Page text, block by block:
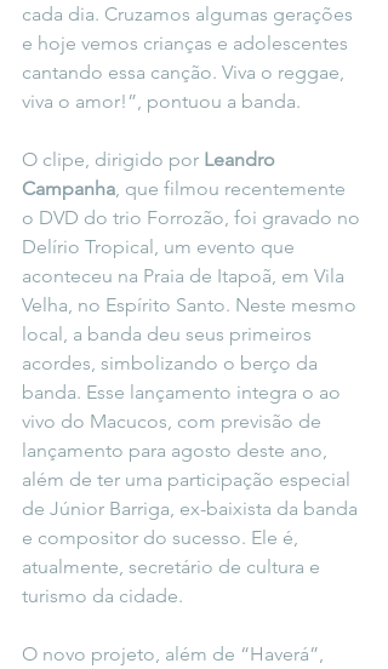
cada dia. Cruzamos algumas gerações
e hoje vemos crianças e adolescentes
cantando essa canção. Viva o reggae,
viva o amor!”, pontuou a banda.
O clipe, dirigido por Leandro
Campanha, que filmou recentemente
o DVD do trio Forrozão, foi gravado no
Delírio Tropical, um evento que
aconteceu na Praia de Itapoã, em Vila
Velha, no Espírito Santo. Neste mesmo
local, a banda deu seus primeiros
acordes, simbolizando o berço da
banda. Esse lançamento integra o ao
vivo do Macucos, com previsão de
lançamento para agosto deste ano,
além de ter uma participação especial
de Júnior Barriga, ex-baixista da banda
e compositor do sucesso. Ele é,
atualmente, secretário de cultura e
turismo da cidade.
O novo projeto, além de “Haverá”,